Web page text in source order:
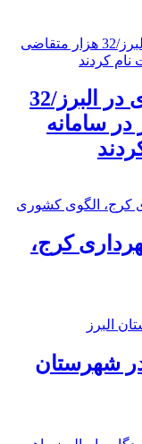
کاهش نرخ بیکاری در البرز/32
در سامانه
کرج،
در شهرستان